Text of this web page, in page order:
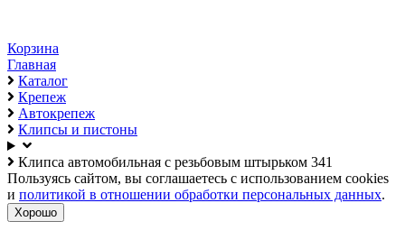
Корзина
Главная
Каталог
Крепеж
Автокрепеж
Клипсы и пистоны
Клипса автомобильная с резьбовым штырьком 341
Пользуясь сайтом, вы соглашаетесь с использованием cookies
и политикой в отношении обработки персональных данных.
Хорошо